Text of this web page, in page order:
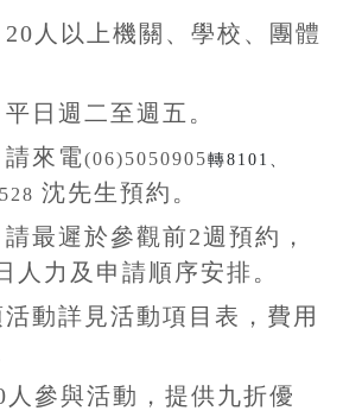
人以上機關、學校、團體
平日週二至週五。
請來電(06)5050905轉8101、
沈先生預約。
請最遲於參觀前2週預約，
人力及申請順序安排。
動詳見活動項目表，費用
人參與活動，提供九折優